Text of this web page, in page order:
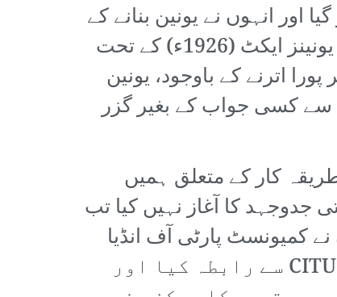
انہوں نے یونین بنانے کے
اپنے ارادے کو عملی شکل دیتے ہوئے اسے آن لائن رجسٹر کرایا۔ اگرچہ انڈیا کے ٹریڈ یونینز ایکٹ (1926ء) کے تحت
اترنے کے باوجود، یونین
جانب سے کسی جواب کے بغیر گزر
کار کے متعلق ہمیں
کا آغاز نہیں کیا تب
کے محنت کشوں نے کمیونسٹ پارٹی آف انڈیا
(مارکسسٹ) سے منسلک لیبر کنفیڈریشن CITU (Centre for Indian Trade Unions) سے رابطہ کیا اور